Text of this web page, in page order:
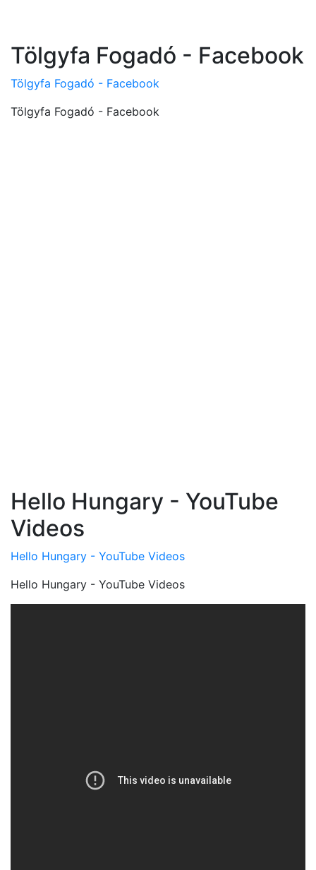
Tölgyfa Fogadó - Facebook
Tölgyfa Fogadó - Facebook
Tölgyfa Fogadó - Facebook
Hello Hungary - YouTube
Videos
Hello Hungary - YouTube Videos
Hello Hungary - YouTube Videos